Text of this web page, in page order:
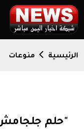
الرئيسية منوعات
"حلم